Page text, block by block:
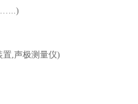
置,声极测量仪)